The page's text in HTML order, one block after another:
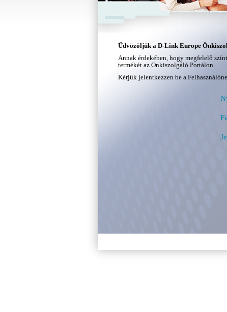
Üdvözöljük a D-Link Europe
Annak érdekében, hogy megfelelő
termékét az Önkiszolgáló Portálon.
Kérjük jelentkezzen be a